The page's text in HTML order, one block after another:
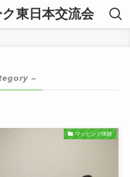
東日本交流会
–
マッピング体験